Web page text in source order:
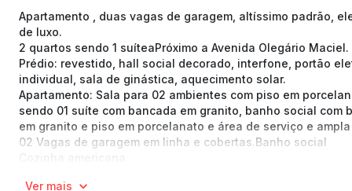
Apartamento , duas vagas de garagem, altíssimo padrão,
de luxo.
2 quartos sendo 1 suíteaPróximo a Avenida Olegário Maciel.
Prédio: revestido, hall social decorado, interfone, portão
individual, sala de ginástica, aquecimento solar.
Apartamento: Sala para 02 ambientes com piso em
sendo 01 suíte com bancada em granito, banho social
em granito e piso em porcelanato e área de serviço e
02 Vagas de garagem em linha e cobertas.Banho social
Cozinha americana
Ver mais